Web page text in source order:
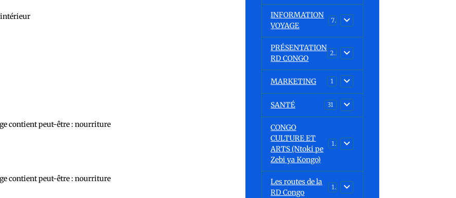
INFORMATION
VOYAGE
7
PRÉSENTATION
RD CONGO
23
MARKETING 1
SANTÉ 31
CONGO
CULTURE ET
ARTS (Ntoki pe
Zebi ya Kongo)
15
Les routes de la
RD Congo
1